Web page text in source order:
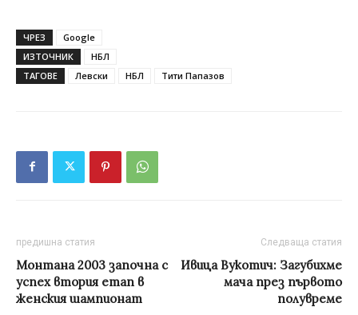
ЧРЕЗ
Google
ИЗТОЧНИК
НБЛ
ТАГОВЕ
Левски НБЛ Тити Папазов
предишна статия
Монтана 2003 започна с
успех втория етап в
женския шампионат
Следваща статия
Ивица Вукотич: Загубихме
мача през първото
полувреме